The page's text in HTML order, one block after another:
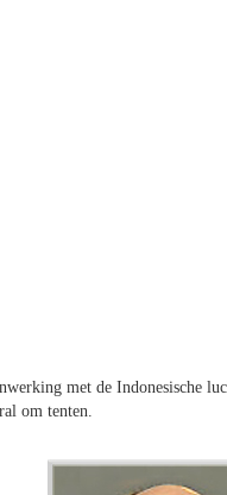
met de Indonesische
om tenten.